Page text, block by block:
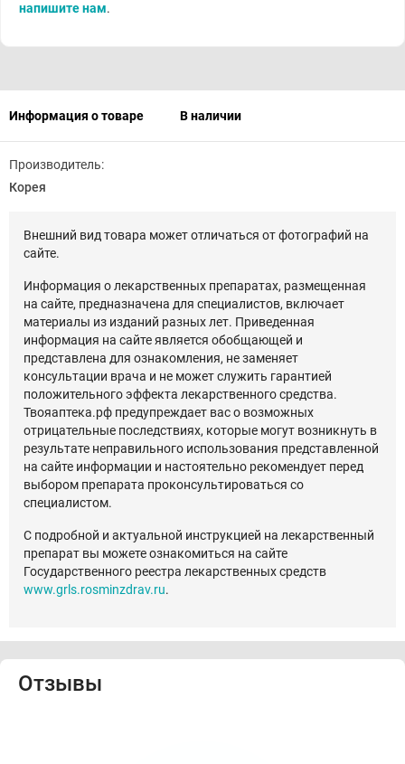
напишите нам.
Информация о товаре В наличии
Производитель:
Корея
Внешний вид товара может отличаться от фотографий на
сайте.
Информация о лекарственных препаратах, размещенная
на сайте, предназначена для специалистов, включает
материалы из изданий разных лет. Приведенная
информация на сайте является обобщающей и
представлена для ознакомления, не заменяет
консультации врача и не может служить гарантией
положительного эффекта лекарственного средства.
Твояаптека.рф предупреждает вас о возможных
отрицательные последствиях, которые могут возникнуть в
результате неправильного использования представленной
на сайте информации и настоятельно рекомендует перед
выбором препарата проконсультироваться со
специалистом.
С подробной и актуальной инструкцией на лекарственный
препарат вы можете ознакомиться на сайте
Государственного реестра лекарственных средств
www.grls.rosminzdrav.ru.
Отзывы